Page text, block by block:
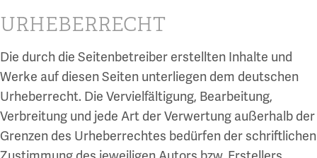
URHEBERRECHT
Die durch die Seitenbetreiber erstellten Inhalte und
Werke auf diesen Seiten unterliegen dem deutschen
Urheberrecht. Die Vervielfältigung, Bearbeitung,
Verbreitung und jede Art der Verwertung außerhalb der
Grenzen des Urheberrechtes bedürfen der schriftlichen